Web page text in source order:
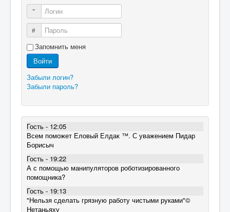
Логин
Пароль
Запомнить меня
Войти
Забыли логин?
Забыли пароль?
Гость - 12:05
Всем поможет Еловый Елдак ™. С уважением Пидар
Борисыч
Гость - 19:22
А с помощью манипуляторов роботизированного
помощника?
Гость - 19:13
"Нельзя сделать грязную работу чистыми руками"©
Нетаньяху